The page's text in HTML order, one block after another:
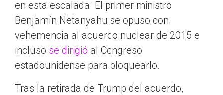
en esta escalada. El primer ministro
Benjamín Netanyahu se opuso con
vehemencia al acuerdo nuclear de 2015 e
incluso se dirigió al Congreso
estadounidense para bloquearlo.
Tras la retirada de Trump del acuerdo,